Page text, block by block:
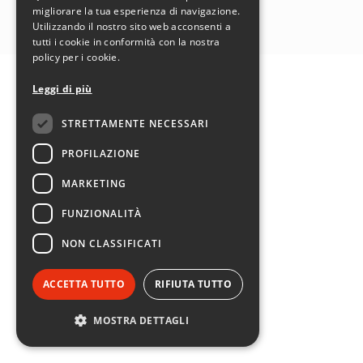
SEGUICI SU:
migliorare la tua esperienza di navigazione.
Utilizzando il nostro sito web acconsenti a
tutti i cookie in conformità con la nostra
policy per i cookie.
Leggi di più
STRETTAMENTE NECESSARI
PROFILAZIONE
MARKETING
FUNZIONALITÀ
NON CLASSIFICATI
ACCETTA TUTTO RIFIUTA TUTTO
MOSTRA DETTAGLI